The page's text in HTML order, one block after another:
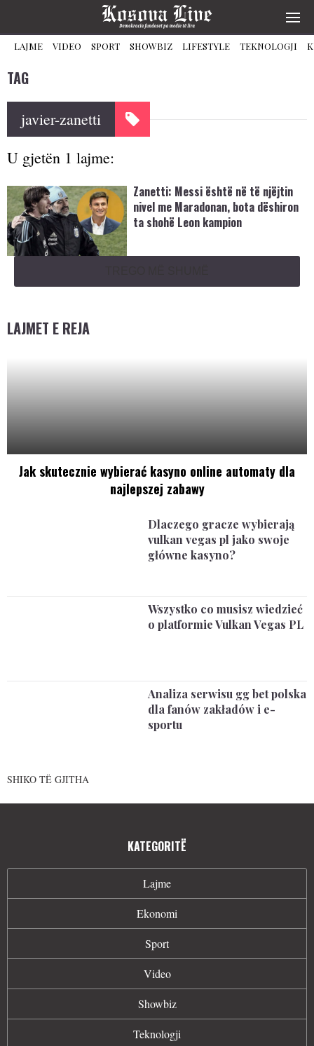
LAJME VIDEO SPORT SHOWBIZ LIFESTYLE TEKNOLOGJI
TAG
javier-zanetti
U gjetën 1 lajme:
Zanetti: Messi është në të njëjtin
nivel me Maradonan, bota dëshiron
ta shohë Leon kampion
LAJMET E REJA
Jak skutecznie wybierać kasyno online automaty dla
najlepszej zabawy
Dlaczego gracze wybierają
vulkan vegas pl jako swoje
główne kasyno?
Wszystko co musisz wiedzieć
o platformie Vulkan Vegas PL
Analiza serwisu gg bet polska
dla fanów zakładów i e-
sportu
SHIKO TË GJITHA
KATEGORITË
Lajme
Ekonomi
Sport
Video
Showbiz
Teknologji